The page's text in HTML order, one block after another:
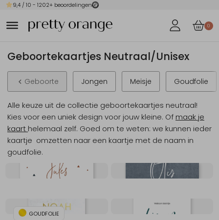
9,4 / 10 - 1202+ beoordelingen
0
Geboortekaartjes Neutraal/Unisex
Geboorte Jongen Meisje Goudfolie
Alle keuze uit de collectie geboortekaartjes neutraal!
Kies voor een uniek design voor jouw kleine. Of maak je
kaart helemaal zelf. Goed om te weten: we kunnen ieder
kaartje omzetten naar een kaartje met de naam in
goudfolie.
GOUDFOLIE